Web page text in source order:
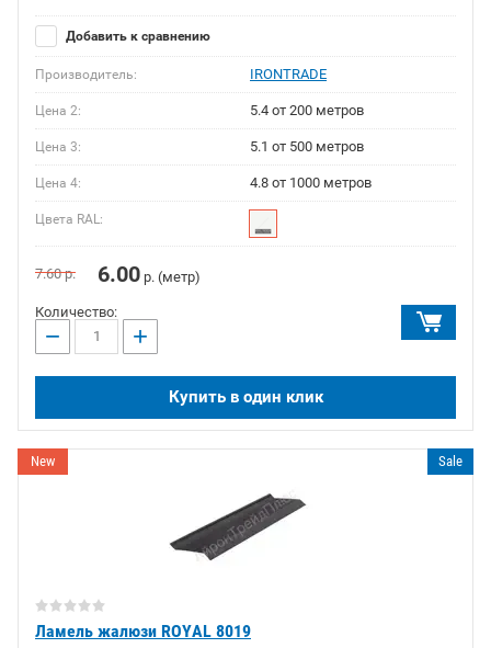
Добавить к сравнению
Производитель: IRONTRADE
Цена 2: 5.4 от 200 метров
Цена 3: 5.1 от 500 метров
Цена 4: 4.8 от 1000 метров
Цвета RAL:
7.60р. 6.00 р. (метр)
Количество:
− +
Купить в один клик
New Sale
Ламель жалюзи ROYAL 8019